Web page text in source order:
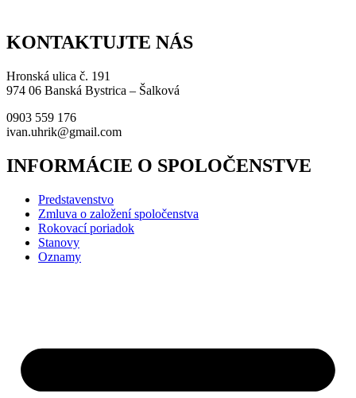
KONTAKTUJTE NÁS
Hronská ulica č. 191
974 06 Banská Bystrica – Šalková
0903 559 176
ivan.uhrik@gmail.com
INFORMÁCIE O SPOLOČENSTVE
Predstavenstvo
Zmluva o založení spoločenstva
Rokovací poriadok
Stanovy
Oznamy